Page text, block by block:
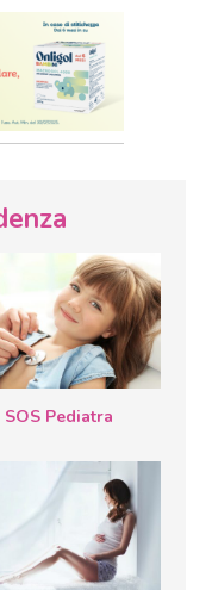
SOS Pediatra